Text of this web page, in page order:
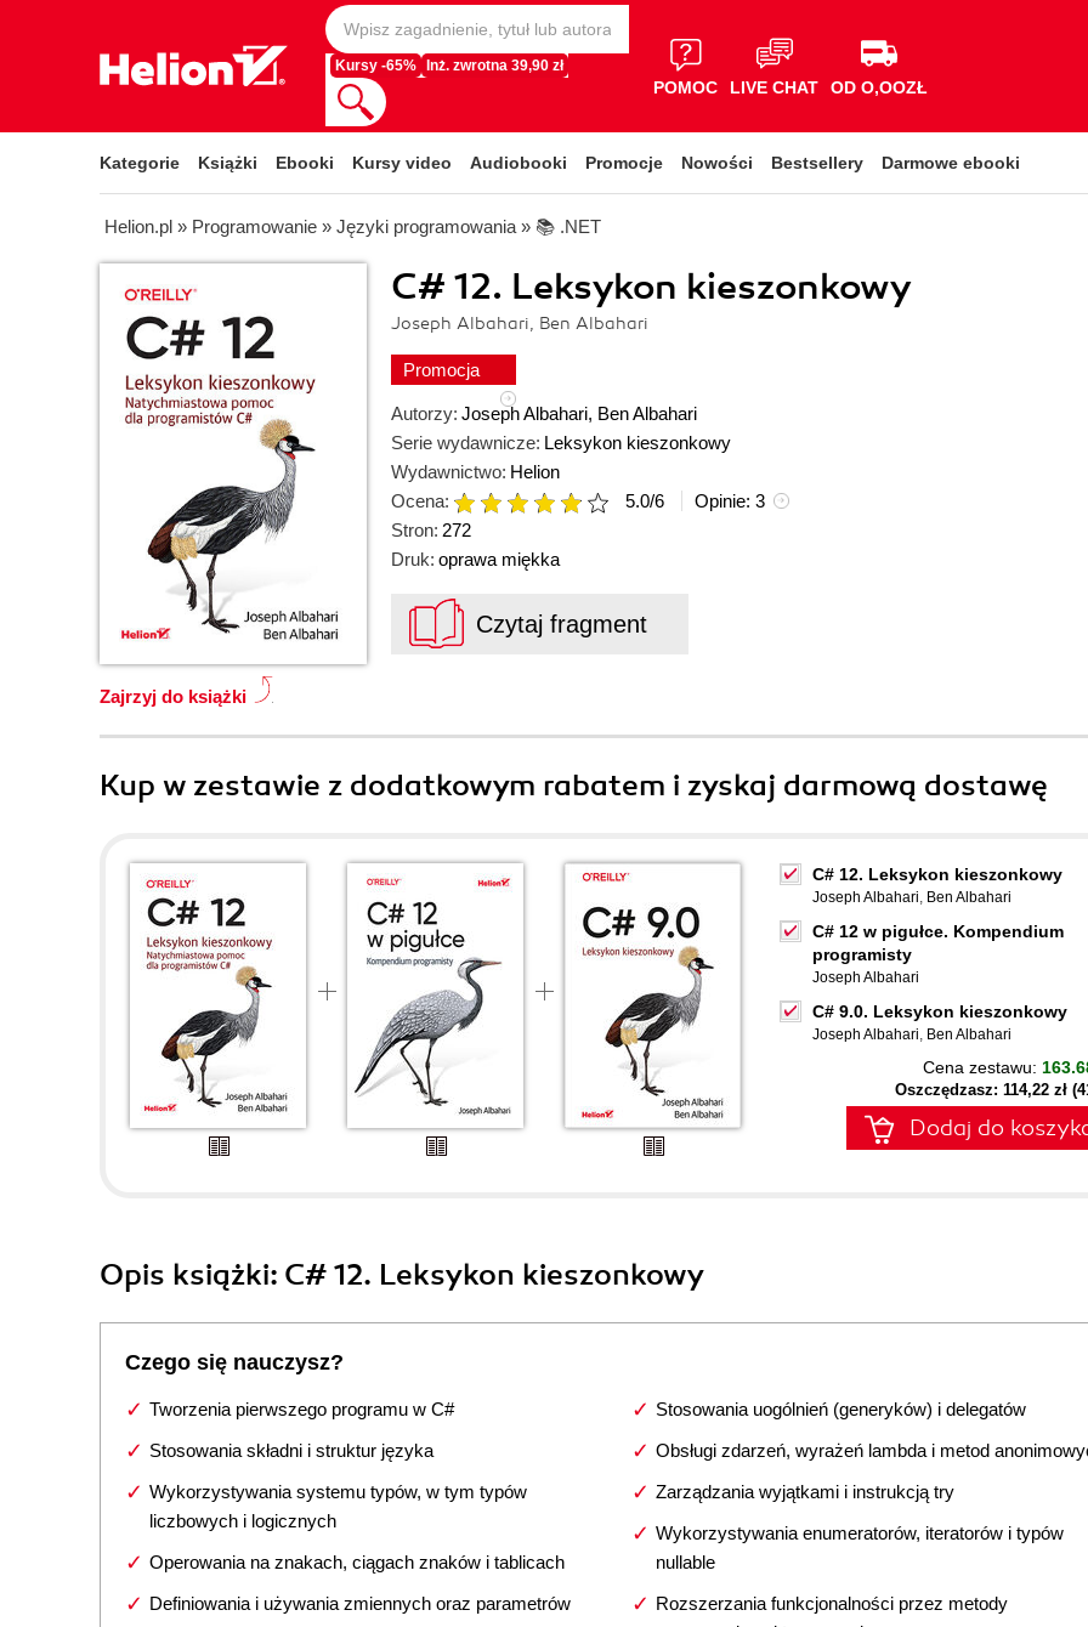
Kursy -65% Inż. zwrotna 39,90 zł
POMOC LIVE CHAT OD O,OOZŁ
Kategorie Książki Ebooki Kursy video Audiobooki Promocje Nowości Bestsellery Darmowe ebooki
Helion.pl » Programowanie » Języki programowania » 📚 .NET
C# 12. Leksykon kieszonkowy
Joseph Albahari, Ben Albahari
Promocja
Zajrzyj do książki
Autorzy: Joseph Albahari, Ben Albahari
Serie wydawnicze: Leksykon kieszonkowy
Wydawnictwo: Helion
Ocena:
5.0/6 Opinie: 3
Stron: 272
Druk: oprawa miękka
Czytaj fragment
Kup w zestawie z dodatkowym rabatem i zyskaj darmową dostawę
C# 12. Leksykon kieszonkowy
Joseph Albahari, Ben Albahari
C# 12 w pigułce. Kompendium
programisty
Joseph Albahari
C# 9.0. Leksykon kieszonkowy
Joseph Albahari, Ben Albahari
Cena zestawu:
Oszczędzasz: 114,22 zł
Dodaj do
Opis książki: C# 12. Leksykon kieszonkowy
Czego się nauczysz?
Tworzenia pierwszego programu w C#
Stosowania składni i struktur języka
Wykorzystywania systemu typów, w tym typów
liczbowych i logicznych
Operowania na znakach, ciągach znaków i tablicach
Definiowania i używania zmiennych oraz parametrów
Stosowania uogólnień (generyków) i delegatów
Obsługi zdarzeń, wyrażeń lambda i metod
Zarządzania wyjątkami i instrukcją try
Wykorzystywania enumeratorów, iteratorów i typów
nullable
Rozszerzania funkcjonalności przez metody